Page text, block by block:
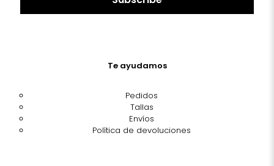
Te ayudamos
Pedidos
Tallas
Envíos
Política de devoluciones